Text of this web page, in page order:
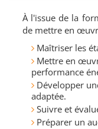
À l'issue de la
de mettre en
Maîtriser les
Mettre en
performance
Développer
adaptée.
Suivre et
Préparer un